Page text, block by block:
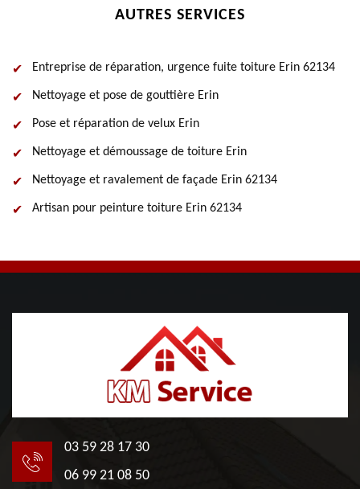
AUTRES SERVICES
Entreprise de réparation, urgence fuite toiture Erin 62134
Nettoyage et pose de gouttière Erin
Pose et réparation de velux Erin
Nettoyage et démoussage de toiture Erin
Nettoyage et ravalement de façade Erin 62134
Artisan pour peinture toiture Erin 62134
03 59 28 17 30
06 99 21 08 50